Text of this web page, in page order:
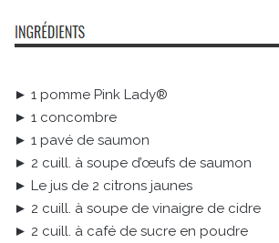
► 1 pomme Pink Lady®
► 1 concombre
► 1 pavé de saumon
► 2 cuill. à soupe d’œufs de saumon
► Le jus de 2 citrons jaunes
► 2 cuill. à soupe de vinaigre de cidre
► 2 cuill. à café de sucre en poudre